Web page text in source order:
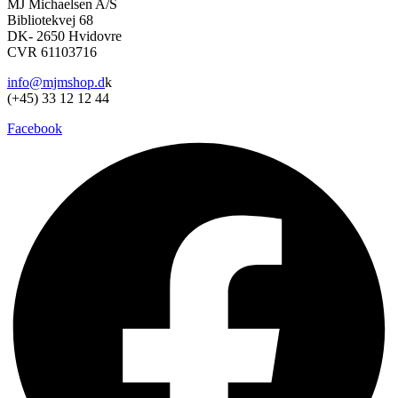
MJ Michaelsen A/S
Bibliotekvej 68
DK- 2650 Hvidovre
CVR 61103716
info@mjmshop.dk
(+45) 33 12 12 44
Facebook